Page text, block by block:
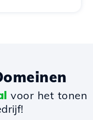
voor het tonen